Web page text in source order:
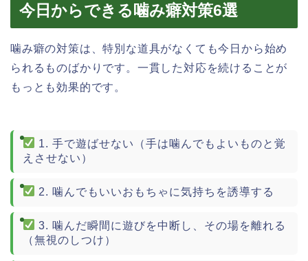
今日からできる噛み癖対策6選
噛み癖の対策は、特別な道具がなくても今日から始め
られるものばかりです。一貫した対応を続けることが
もっとも効果的です。
1. 手で遊ばせない（手は噛んでもよいものと覚
えさせない）
2. 噛んでもいいおもちゃに気持ちを誘導する
3. 噛んだ瞬間に遊びを中断し、その場を離れる
（無視のしつけ）